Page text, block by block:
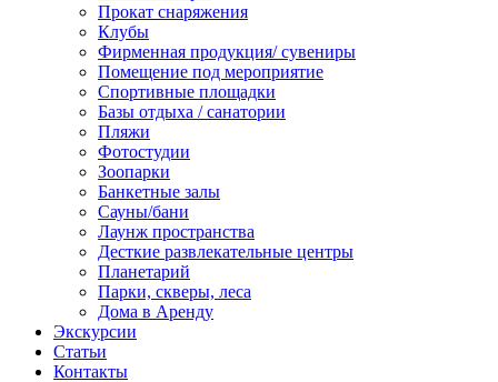
Прокат снаряжения
Клубы
Фирменная продукция/ сувениры
Помещение под мероприятие
Спортивные площадки
Базы отдыха / санатории
Пляжи
Фотостудии
Зоопарки
Банкетные залы
Сауны/бани
Лаунж пространства
Десткие развлекательные центры
Планетарий
Парки, скверы, леса
Дома в Аренду
Экскурсии
Статьи
Контакты